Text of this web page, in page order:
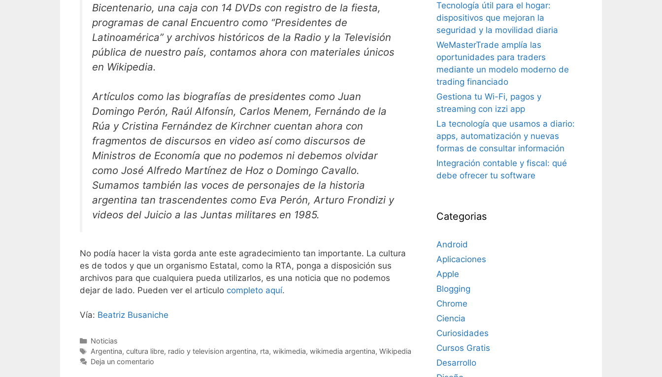
Bicentenario, una caja con 14 DVDs con registro de la fiesta,
programas de canal Encuentro como “Presidentes de
Latinoamérica” y archivos históricos de la Radio y la Televisión
pública de nuestro país, contamos ahora con materiales únicos
en Wikipedia.
Artículos como las biografías de presidentes como Juan
Domingo Perón, Raúl Alfonsín, Carlos Menem, Fernándo de la
Rúa y Cristina Fernández de Kirchner cuentan ahora con
fragmentos de discursos en video así como discursos de
Ministros de Economía que no podemos ni debemos olvidar
como José Alfredo Martínez de Hoz o Domingo Cavallo.
Sumamos también las voces de personajes de la historia
argentina tan trascendentes como Eva Perón, Arturo Frondizi y
videos del Juicio a las Juntas militares en 1985.
No podía hacer la vista gorda ante este agradecimiento tan importante. La cultura
es de todos y que un organismo Estatal, como la RTA, ponga a disposición sus
archivos para que cualquiera pueda utilizarlos, es una noticia que no podemos
dejar de lado. Pueden ver el articulo completo aquí.
Vía: Beatriz Busaniche
Categorías
Noticias
Etiquetas
Argentina, cultura libre, radio y television argentina, rta, wikimedia, wikimedia argentina, Wikipedia
Deja un comentario
Tecnología útil para el hogar:
dispositivos que mejoran la
seguridad y la movilidad diaria
WeMasterTrade amplía las
oportunidades para traders
mediante un modelo moderno de
trading financiado
Gestiona tu Wi-Fi, pagos y
streaming con izzi app
La tecnología que usamos a diario:
apps, automatización y nuevas
formas de consultar información
Integración contable y fiscal: qué
debe ofrecer tu software
Categorias
Android
Aplicaciones
Apple
Blogging
Chrome
Ciencia
Curiosidades
Cursos Gratis
Desarrollo